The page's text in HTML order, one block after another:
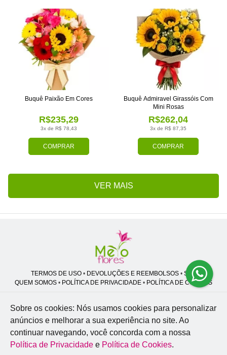
COMPRAR
3x de R$ 78,43
R$235,29
Buquê Paixão Em Cores
COMPRAR
3x de R$ 87,35
R$262,04
Buquê Admiravel Girassóis Com
Mini Rosas
VER MAIS
TERMOS DE USO• DEVOLUÇÕES E REEMBOLSOS• SAC
QUEM SOMOS • POLÍTICA DE PRIVACIDADE • POLÍTICA DE COOKIES
Melo Flores | CNPJ: 27.662.413/0001-98
Professor José Lourenço - Travessa cinco, 27 - Vila Zat - São Paulo - SP -
02.977-020
Sobre os cookies: Nós usamos cookies para personalizar
anúncios e melhorar a sua experiência no site. Ao
continuar navegando, você concorda com a nossa
Política de Privacidade e Política de Cookies.